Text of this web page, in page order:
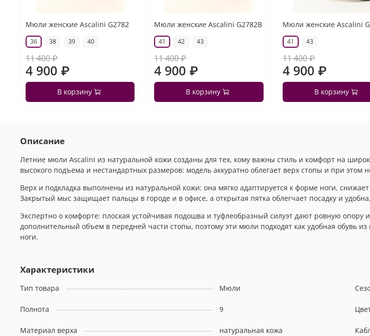
Мюли женские Ascalini G2782
36 38 39 40
11 400 ₽
4 900 ₽
В корзину
Мюли женские Ascalini G2782B
41 42 43
11 400 ₽
4 900 ₽
В корзину
Мюли женские Ascalini
41 43
11 400 ₽
4 900 ₽
В корзину
Описание
Летние мюли Ascalini из натуральной кожи созданы для тех, кому важны стиль и комфорт на
высокого подъема и нестандартных размеров: модель аккуратно облегает верх стопы и при этом
Верх и подкладка выполнены из натуральной кожи: она мягко адаптируется к форме ноги,
Закрытый мыс защищает пальцы в городе и в офисе, а открытая пятка облегчает посадку и
Экспертно о комфорте: плоская устойчивая подошва и туфлеобразный силуэт дают ровную
дополнительный объем в передней части стопы, поэтому эти мюли подходят как удобная обувь
ноги.
Характеристики
Тип товара Мюли
Полнота 9
Материал верха натуральная кожа